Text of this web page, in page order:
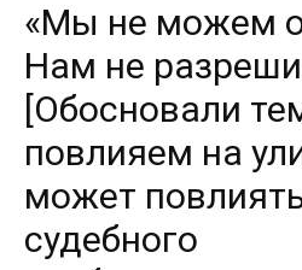
«Мы не можем
Нам не
[Обосновали
повлияем на
может
судебного